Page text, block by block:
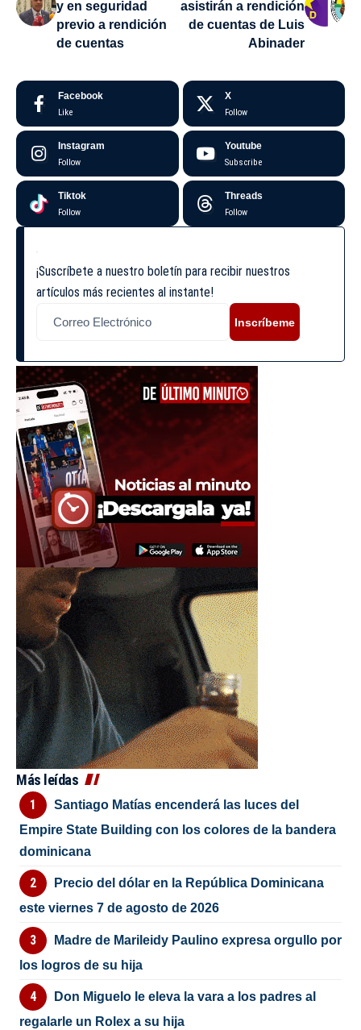
y en seguridad
previo a rendición
de cuentas
asistirán a rendición
de cuentas de Luis
Abinader
Facebook
Like
X
Follow
Instagram
Follow
Youtube
Subscribe
Tiktok
Follow
Threads
Follow
¡Suscríbete a nuestro boletín para recibir nuestros
artículos más recientes al instante!
Inscríbeme
Más leídas
Santiago Matías encenderá las luces del
Empire State Building con los colores de la bandera
dominicana
Precio del dólar en la República Dominicana
este viernes 7 de agosto de 2026
Madre de Marileidy Paulino expresa orgullo por
los logros de su hija
Don Miguelo le eleva la vara a los padres al
regalarle un Rolex a su hija